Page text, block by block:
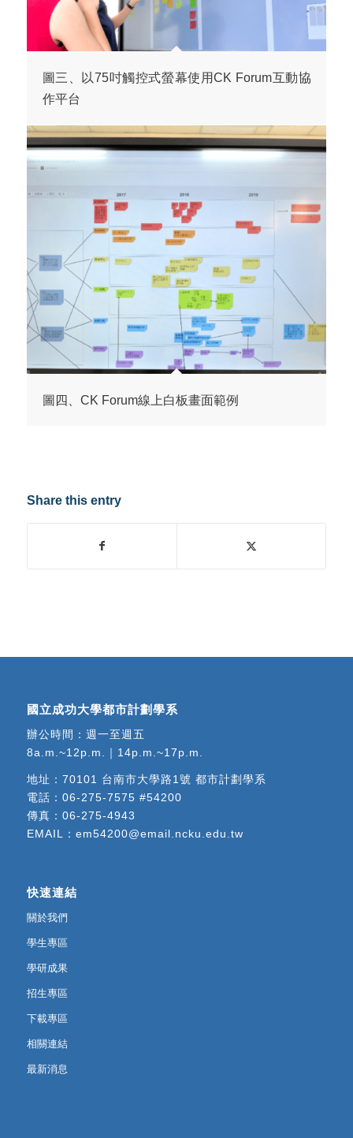
圖三、以75吋觸控式螢幕使用CK Forum互動協
作平台
圖四、CK Forum線上白板畫面範例
Share this entry
國立成功大學都市計劃學系
辦公時間：週一至週五
8a.m.~12p.m.｜14p.m.~17p.m.
地址： 70101 台南市大學路1號 都市計劃學系
電話： 06-275-7575 #54200
傳真：06-275-4943
EMAIL： em54200@email.ncku.edu.tw
快速連結
關於我們
學生專區
學研成果
招生專區
下載專區
相關連結
最新消息